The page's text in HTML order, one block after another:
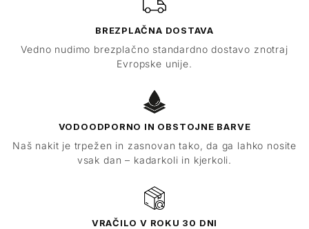
BREZPLAČNA DOSTAVA
Vedno nudimo brezplačno standardno dostavo znotraj
Evropske unije.
VODOODPORNO IN OBSTOJNE BARVE
Naš nakit je trpežen in zasnovan tako, da ga lahko nosite
vsak dan – kadarkoli in kjerkoli.
VRAČILO V ROKU 30 DNI